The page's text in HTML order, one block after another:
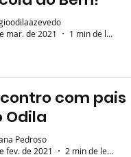
mar. de 2021
1 min de leitura
com pais
Odila
Pedroso
fev. de 2021
2 min de leitura